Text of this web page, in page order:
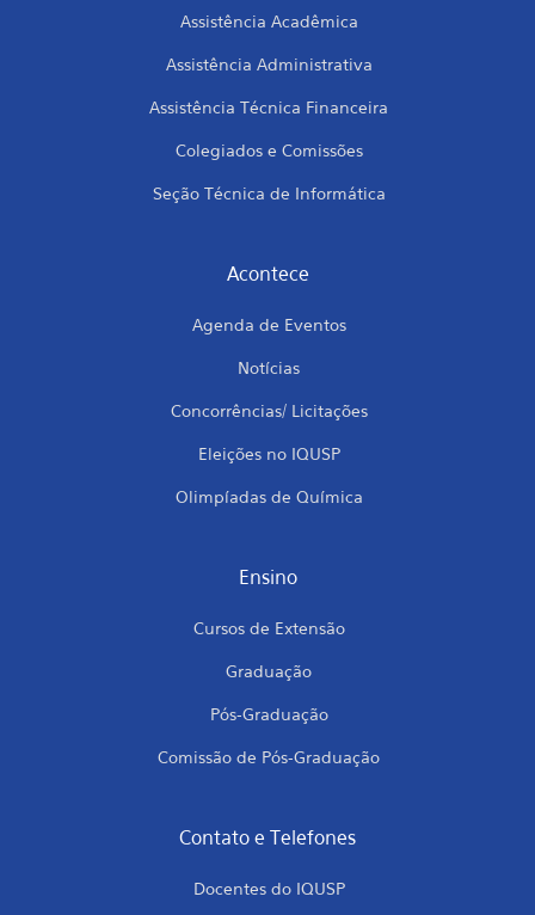
Assistência Acadêmica
Assistência Administrativa
Assistência Técnica Financeira
Colegiados e Comissões
Seção Técnica de Informática
Acontece
Agenda de Eventos
Notícias
Concorrências/ Licitações
Eleições no IQUSP
Olimpíadas de Química
Ensino
Cursos de Extensão
Graduação
Pós-Graduação
Comissão de Pós-Graduação
Contato e Telefones
Docentes do IQUSP